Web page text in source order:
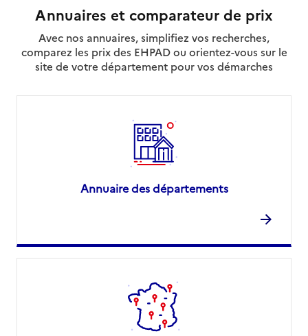
Annuaires et comparateur de prix
Avec nos annuaires, simplifiez vos recherches,
comparez les prix des EHPAD ou orientez-vous sur le
site de votre département pour vos démarches
Annuaire des départements